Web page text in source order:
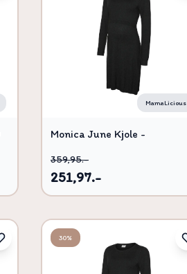
MamaLicious
Monica June Kjole -
359,95.-
251,97.-
30%